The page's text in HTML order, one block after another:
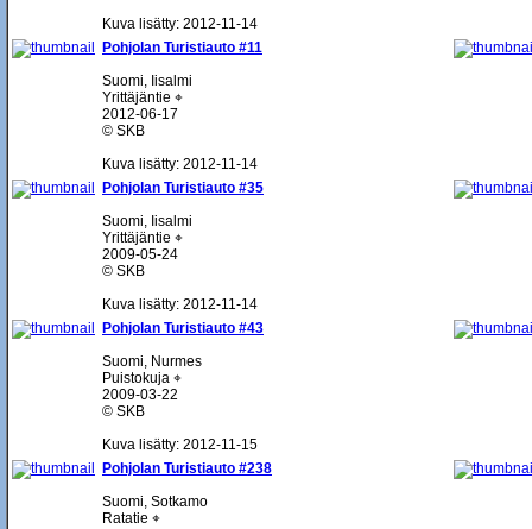
Kuva lisätty: 2012-11-14
Pohjolan Turistiauto #11
Suomi, Iisalmi
Yrittäjäntie ⌖
2012-06-17
© SKB
Kuva lisätty: 2012-11-14
Pohjolan Turistiauto #35
Suomi, Iisalmi
Yrittäjäntie ⌖
2009-05-24
© SKB
Kuva lisätty: 2012-11-14
Pohjolan Turistiauto #43
Suomi, Nurmes
Puistokuja ⌖
2009-03-22
© SKB
Kuva lisätty: 2012-11-15
Pohjolan Turistiauto #238
Suomi, Sotkamo
Ratatie ⌖